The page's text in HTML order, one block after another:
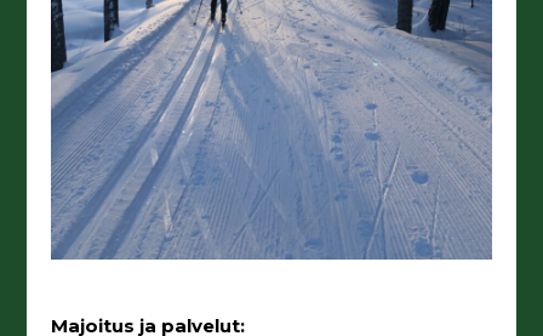
Majoitus ja palvelut: